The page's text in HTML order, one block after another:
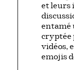
et leurs
entamé
cryptée
vidéos,
emojis